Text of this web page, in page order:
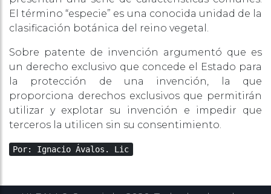
El término “especie” es una conocida unidad de la
clasificación botánica del reino vegetal.
Sobre patente de invención argumentó que es
un derecho exclusivo que concede el Estado para
la protección de una invención, la que
proporciona derechos exclusivos que permitirán
utilizar y explotar su invención e impedir que
terceros la utilicen sin su consentimiento.
Por: Ignacio Ávalos. Lic